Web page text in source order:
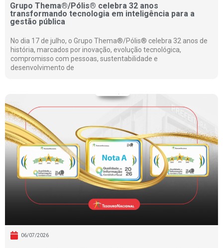
Grupo Thema®/Pólis® celebra 32 anos
transformando tecnologia em inteligência para a
gestão pública
No dia 17 de julho, o Grupo Thema®/Pólis® celebra 32 anos de
história, marcados por inovação, evolução tecnológica,
compromisso com pessoas, sustentabilidade e
desenvolvimento de
06/07/2026